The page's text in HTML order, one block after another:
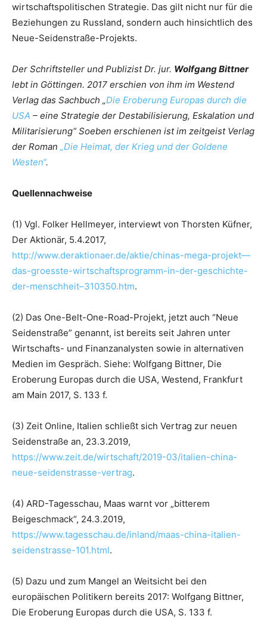
wirtschaftspolitischen Strategie. Das gilt nicht nur für die
Beziehungen zu Russland, sondern auch hinsichtlich des
Neue-Seidenstraße-Projekts.
Der Schriftsteller und Publizist Dr. jur. Wolfgang Bittner
lebt in Göttingen. 2017 erschien von ihm im Westend
Verlag das Sachbuch „Die Eroberung Europas durch die
USA – eine Strategie der Destabilisierung, Eskalation und
Militarisierung“ Soeben erschienen ist im zeitgeist Verlag
der Roman „Die Heimat, der Krieg und der Goldene
Westen“.
Quellennachweise
(1) Vgl. Folker Hellmeyer, interviewt von Thorsten Küfner,
Der Aktionär, 5.4.2017,
http://www.deraktionaer.de/aktie/chinas-mega-projekt—
das-groesste-wirtschaftsprogramm-in-der-geschichte-
der-menschheit–310350.htm.
(2) Das One-Belt-One-Road-Projekt, jetzt auch “Neue
Seidenstraße” genannt, ist bereits seit Jahren unter
Wirtschafts- und Finanzanalysten sowie in alternativen
Medien im Gespräch. Siehe: Wolfgang Bittner, Die
Eroberung Europas durch die USA, Westend, Frankfurt
am Main 2017, S. 133 f.
(3) Zeit Online, Italien schließt sich Vertrag zur neuen
Seidenstraße an, 23.3.2019,
https://www.zeit.de/wirtschaft/2019-03/italien-china-
neue-seidenstrasse-vertrag.
(4) ARD-Tagesschau, Maas warnt vor „bitterem
Beigeschmack“, 24.3.2019,
https://www.tagesschau.de/inland/maas-china-italien-
seidenstrasse-101.html.
(5) Dazu und zum Mangel an Weitsicht bei den
europäischen Politikern bereits 2017: Wolfgang Bittner,
Die Eroberung Europas durch die USA, S. 133 f.